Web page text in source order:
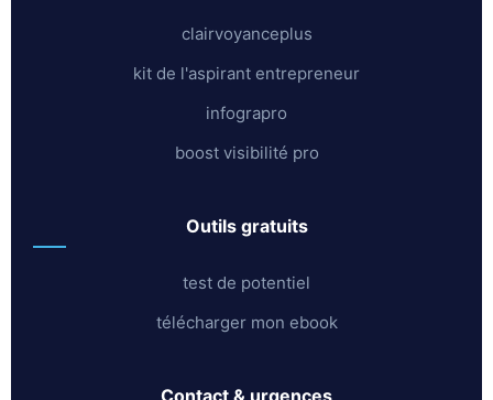
clairvoyanceplus
kit de l'aspirant entrepreneur
infograpro
boost visibilité pro
outils gratuits
test de potentiel
télécharger mon ebook
contact & urgences